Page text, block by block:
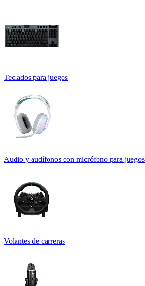
Teclados para juegos
Audio y audífonos con micrófono para juegos
Volantes de carreras